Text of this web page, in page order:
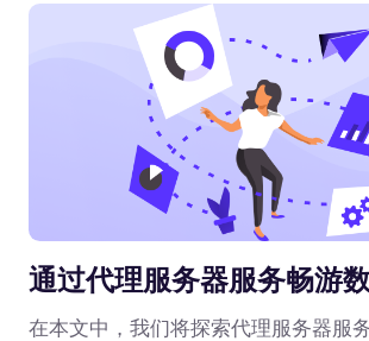
通过代理服务器服务畅游
在本文中，我们将探索代理服务器服